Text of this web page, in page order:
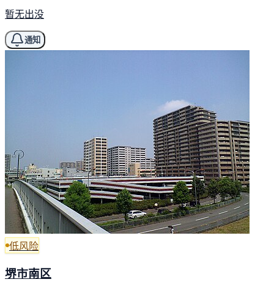
暂无出没
通知
低风险
堺市南区